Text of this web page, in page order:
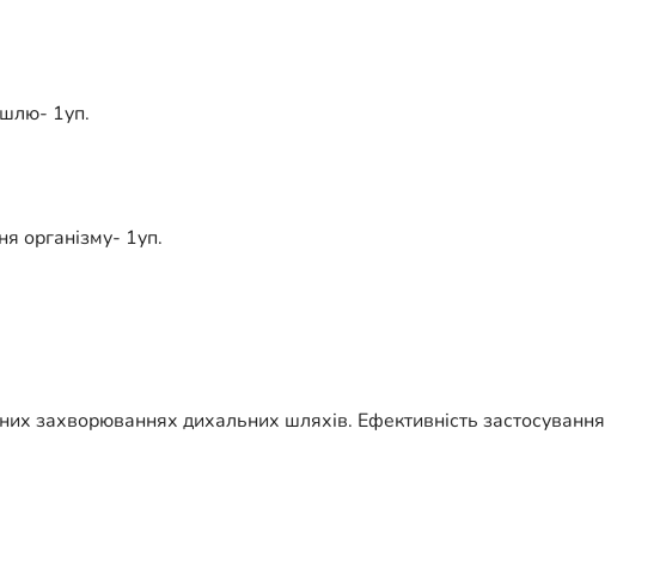
1уп.
організму- 1уп.
захворюваннях дихальних шляхів. Ефективність застосування